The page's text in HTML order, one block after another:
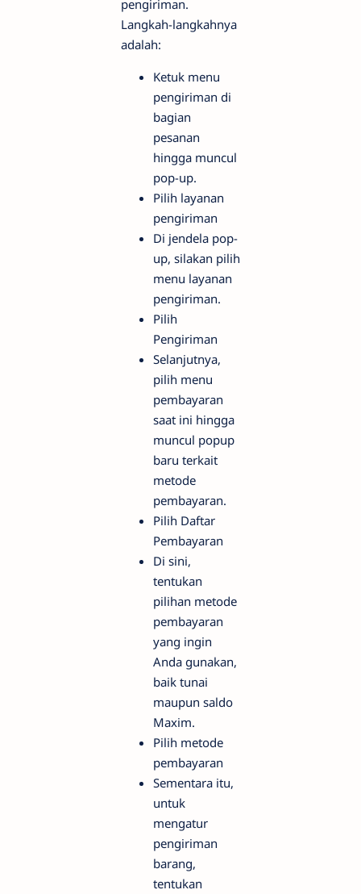
pengiriman.
Langkah-langkahnya
adalah:
Ketuk menu
pengiriman di
bagian
pesanan
hingga muncul
pop-up.
Pilih layanan
pengiriman
Di jendela pop-
up, silakan pilih
menu layanan
pengiriman.
Pilih
Pengiriman
Selanjutnya,
pilih menu
pembayaran
saat ini hingga
muncul popup
baru terkait
metode
pembayaran.
Pilih Daftar
Pembayaran
Di sini,
tentukan
pilihan metode
pembayaran
yang ingin
Anda gunakan,
baik tunai
maupun saldo
Maxim.
Pilih metode
pembayaran
Sementara itu,
untuk
mengatur
pengiriman
barang,
tentukan